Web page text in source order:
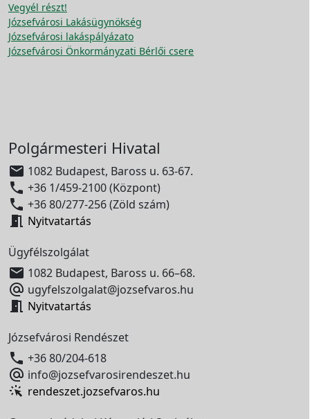
Vegyél részt!
Józsefvárosi Lakásügynökség
Józsefvárosi lakáspályázato
Józsefvárosi Önkormányzati Bérlői csere
Polgármesteri Hivatal
 1082 Budapest, Baross u. 63-67.
 +36 1/459-2100 (Központ)
 +36 80/277-256 (Zöld szám)
 Nyitvatartás
Ügyfélszolgálat
 1082 Budapest, Baross u. 66–68.
 ugyfelszolgalat@jozsefvaros.hu
 Nyitvatartás
Józsefvárosi Rendészet
 +36 80/204-618
 info@jozsefvarosirendeszet.hu
rendeszet.jozsefvaros.hu